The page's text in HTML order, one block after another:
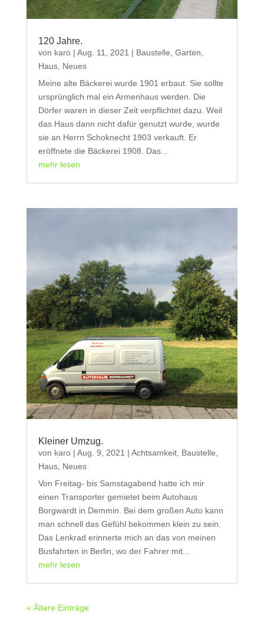
120 Jahre.
von karo| Aug. 11, 2021 | Baustelle, Garten,
Haus, Neues
Meine alte Bäckerei wurde 1901 erbaut. Sie sollte
ursprünglich mal ein Armenhaus werden. Die
Dörfer waren in dieser Zeit verpflichtet dazu. Weil
das Haus dann nicht dafür genutzt wurde, wurde
sie an Herrn Schoknecht 1903 verkauft. Er
eröffnete die Bäckerei 1908. Das...
mehr lesen
Kleiner Umzug.
von karo| Aug. 9, 2021 | Achtsamkeit, Baustelle
Haus, Neues
Von Freitag- bis Samstagabend hatte ich mir
einen Transporter gemietet beim Autohaus
Borgwardt in Demmin. Bei dem großen Auto kann
man schnell das Gefühl bekommen klein zu sein.
Das Lenkrad erinnerte mich an das von meinen
Busfahrten in Berlin, wo der Fahrer mit...
mehr lesen
« Ältere Einträge